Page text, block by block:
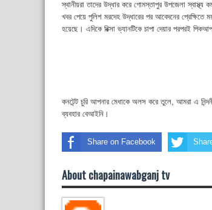
স্থানীয়রা তাদের উদ্ধার করে গোমস্তাপুর উপজেলা
খবর পেয়ে পুলিশ মরদেহ উদ্ধারের পর আবেদনের প্রেক্ষিতে
হয়েছে। এদিকে রিক্সা ভ্যানটিকে চাপা দেয়ার পরপরই
কনটেন্ট চুরি আপনার মেধাকে অলস করে তুলে, আমরা এ
ব্যবহার বেআইনি।
Share on Facebook
About chapainawabganj tv